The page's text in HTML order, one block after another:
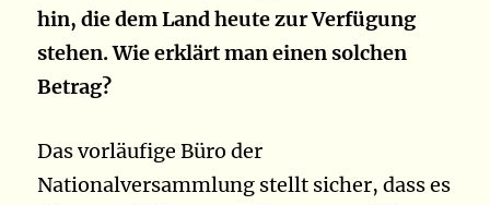
hin, die dem Land heute zur Verfügung
stehen. Wie erklärt man einen solchen
Betrag?
Das vorläufige Büro der
Nationalversammlung stellt sicher, dass es